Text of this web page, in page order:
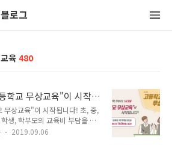
로그
육 480
학교 무상교육"이 시작
상교육"이 시작됩니다! 초, 중,
생, 학부모의 교육비 부담을 경
서 입학금, 수업료, 학교운영지원
2019.09.06